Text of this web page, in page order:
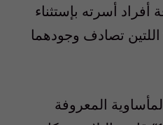
أسرته بإستثناء
اللتين تصادف وجودهما
المعروفة